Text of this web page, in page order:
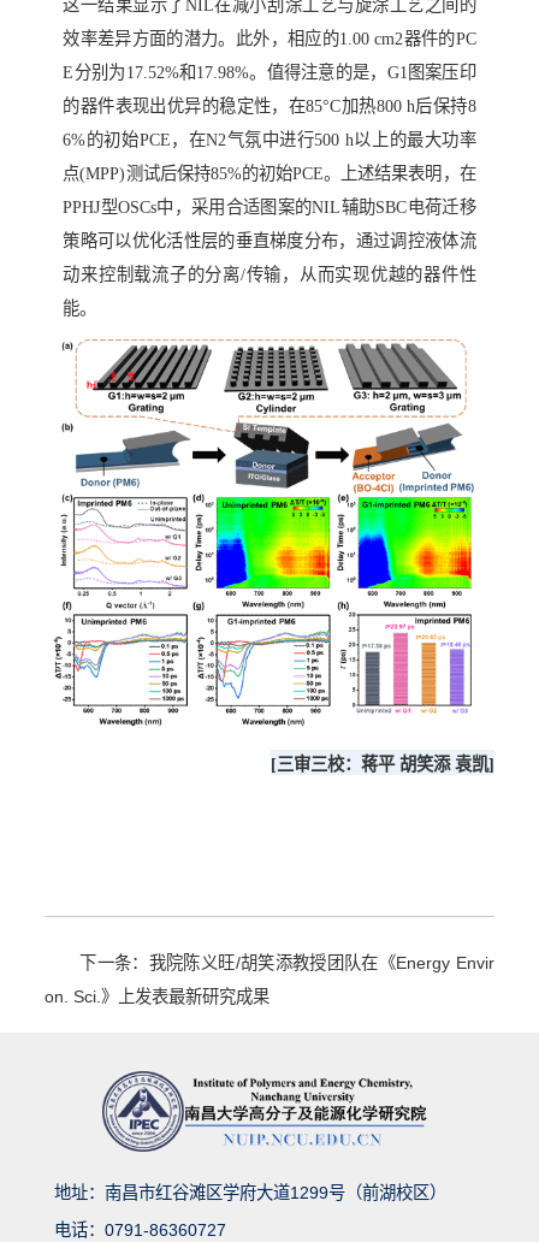
这一结果显示了NIL在减小刮涂工艺与旋涂工艺之间的
效率差异方面的潜力。此外，相应的1.00 cm2器件的PC
E分别为17.52%和17.98%。值得注意的是， G1 图案压印
的器件表现出优异的稳定性，在85°C加热800 h后保持8
6%的初始PCE，在N2气氛中进行500 h以上的最大功率
点(MPP)测试后保持85%的初始PCE。上述结果表明，在
PPHJ型OSCs中，采用合适图案的NIL辅助SBC电荷迁移
策略可以优化活性层的垂直梯度分布，通过调控液体流
动来控制载流子的分离/传输，从而实现优越的器件性
能。
[三审三校：蒋平 胡笑添 袁凯]
下一条：我院陈义旺/胡笑添教授团队在《Energy Envir
on. Sci.》上发表最新研究成果
地址：南昌市红谷滩区学府大道1299号（前湖校区）
电话：0791-86360727